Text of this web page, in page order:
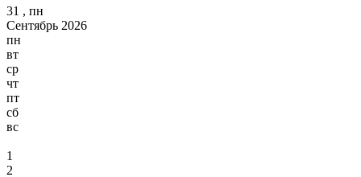
31 , пн
Сентябрь 2026
пн
вт
ср
чт
пт
сб
вс
1
2